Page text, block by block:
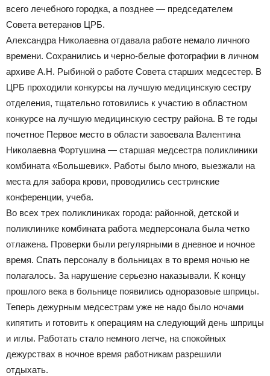
всего лечебного городка, а позднее — председателем
Совета ветеранов ЦРБ.
Александра Николаевна отдавала работе немало личного
времени. Сохранились и черно-белые фотографии в личном
архиве А.Н. Рыбиной о работе Совета старших медсестер. В
ЦРБ проходили конкурсы на лучшую медицинскую сестру
отделения, тщательно готовились к участию в областном
конкурсе на лучшую медицинскую сестру района. В те годы
почетное Первое место в области завоевала Валентина
Николаевна Фортушина — старшая медсестра поликлиники
комбината «Большевик». Работы было много, выезжали на
места для забора крови, проводились сестринские
конференции, учеба.
Во всех трех поликлиниках города: районной, детской и
поликлинике комбината работа медперсонала была четко
отлажена. Проверки были регулярными в дневное и ночное
время. Спать персоналу в больницах в то время ночью не
полагалось. За нарушение серьезно наказывали. К концу
прошлого века в больнице появились одноразовые шприцы.
Теперь дежурным медсестрам уже не надо было ночами
кипятить и готовить к операциям на следующий день шприцы
и иглы. Работать стало немного легче, на спокойных
дежурствах в ночное время работникам разрешили
отдыхать.